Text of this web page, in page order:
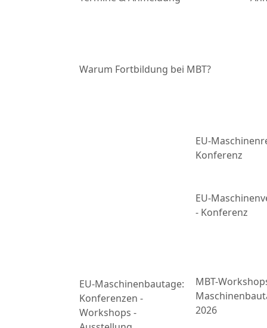
Warum Fortbildung bei MBT?
EU-Maschinenbautage:
Konferenzen -
Workshops -
EU-
Konferenz
EU-
- Konferenz
MBT-
2026